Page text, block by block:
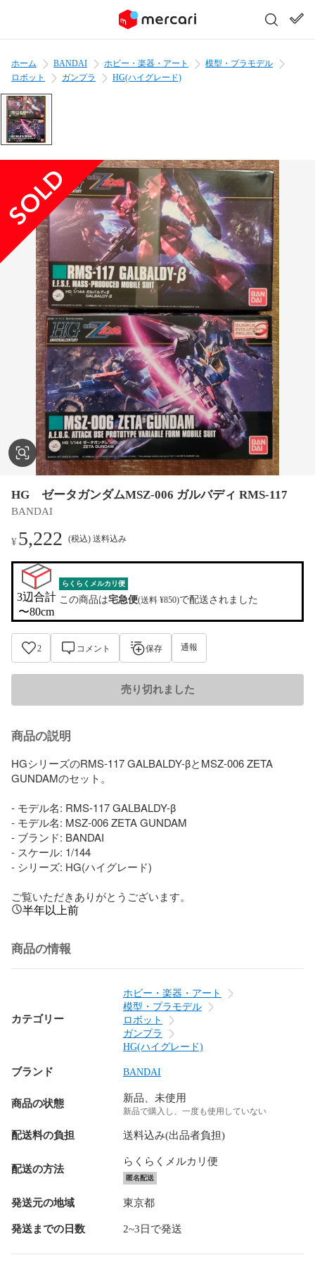
ホーム BANDAI ホビー・楽器・アート
模型・プラモデル
ロボット
ガンプラ HG(ハイグレード)
HG ゼータガンダムMSZ-006 ガルバディ RMS-117
BANDAI
¥5,222 (税込) 送料込み
3辺合計
〜80cm
らくらくメルカリ便
この商品は宅急便(送料 ¥850)で配送されました
2 コメント 保存 通報
売り切れました
商品の説明
HGシリーズのRMS-117 GALBALDY-βとMSZ-006 ZETA
GUNDAMのセット。
- モデル名: RMS-117 GALBALDY-β
- モデル名: MSZ-006 ZETA GUNDAM
- ブランド: BANDAI
- スケール: 1/144
- シリーズ: HG(ハイグレード)
ご覧いただきありがとうございます。
半年以上前
商品の情報
カテゴリー
ホビー・楽器・アート
模型・プラモデル
ロボット
ガンプラ
HG(ハイグレード)
ブランド BANDAI
商品の状態 新品、未使用
新品で購入し、一度も使用していない
配送料の負担 送料込み(出品者負担)
配送の方法
らくらくメルカリ便
匿名配送
発送元の地域 東京都
発送までの日数 2~3日で発送